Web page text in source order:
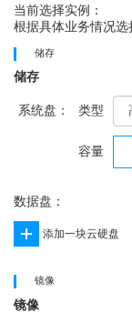
当前选择实例：
根据具体业务情况选
储存
储存
系统盘： 类型
容量
数据盘：
添加一块云硬盘
镜像
镜像